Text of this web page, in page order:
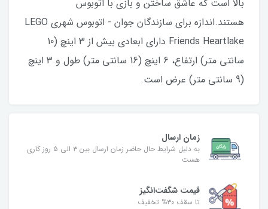
بالا است که عاشق ساختن و بازی با اتوبوس
هستند.اندازه برای سازندگان جوان - اتوبوس شهری LEGO
Friends Heartlake دارای ابعادی بیش از 3 اینچ (10
سانتی متر) ارتفاع، 6 اینچ (16 سانتی متر) طول و 3 اینچ
(9 سانتی متر) عرض است.
زمان ارسال
به دلیل شرایط حال حاضر زمان ارسال بین ۳ الی ۵ روز کاری
هست
قیمت شگفت‌انگیز
تا سقف ۳۰% تخفیف